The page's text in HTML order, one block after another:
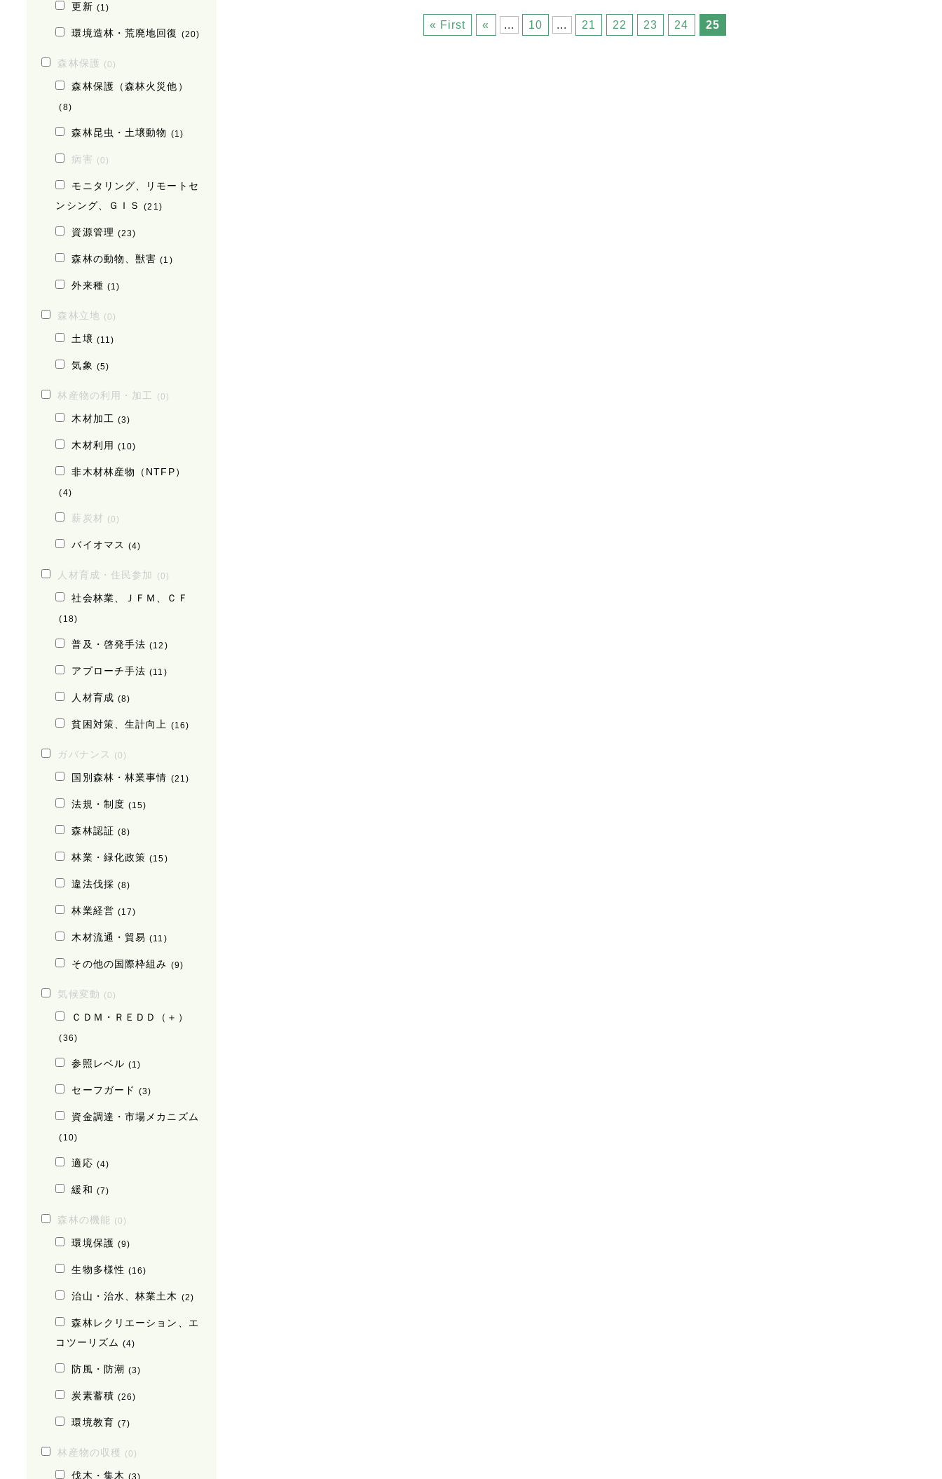
更新 (1)
環境造林・荒廃地回復 (20)
森林保護 (0)
森林保護（森林火災他）
(8)
森林昆虫・土壌動物 (1)
病害 (0)
モニタリング、リモートセ
ンシング、ＧＩＳ
(21)
資源管理 (23)
森林の動物、獣害 (1)
外来種 (1)
森林立地 (0)
土壌 (11)
気象 (5)
林産物の利用・加工 (0)
木材加工 (3)
木材利用 (10)
非木材林産物（NTFP）
(4)
薪炭材 (0)
バイオマス (4)
人材育成・住民参加 (0)
社会林業、ＪＦＭ、ＣＦ
(18)
普及・啓発手法 (12)
アプローチ手法 (11)
人材育成 (8)
貧困対策、生計向上 (16)
ガバナンス (0)
国別森林・林業事情 (21)
法規・制度 (15)
森林認証 (8)
林業・緑化政策 (15)
違法伐採 (8)
林業経営 (17)
木材流通・貿易 (11)
その他の国際枠組み (9)
気候変動 (0)
ＣＤＭ・ＲＥＤＤ（＋）
(36)
参照レベル (1)
セーフガード (3)
資金調達・市場メカニズム
(10)
適応 (4)
緩和 (7)
森林の機能 (0)
環境保護 (9)
生物多様性 (16)
治山・治水、林業土木 (2)
森林レクリエーション、エ
コツーリズム (4)
防風・防潮 (3)
炭素蓄積 (26)
環境教育 (7)
林産物の収穫 (0)
伐木・集木 (3)
« First « ... 10 ... 21 22 23 24 25